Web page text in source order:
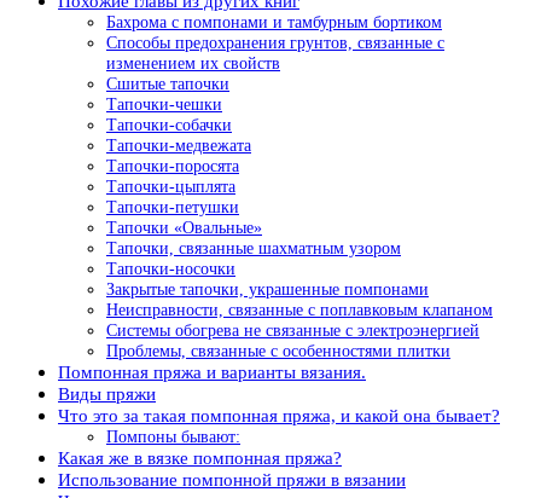
Бахрома с помпонами и тамбурным бортиком
Способы предохранения грунтов, связанные с
изменением их свойств
Сшитые тапочки
Тапочки-чешки
Тапочки-собачки
Тапочки-медвежата
Тапочки-поросята
Тапочки-цыплята
Тапочки-петушки
Тапочки «Овальные»
Тапочки, связанные шахматным узором
Тапочки-носочки
Закрытые тапочки, украшенные помпонами
Неисправности, связанные с поплавковым клапаном
Системы обогрева не связанные с электроэнергией
Проблемы, связанные с особенностями плитки
Помпонная пряжа и варианты вязания.
Виды пряжи
Что это за такая помпонная пряжа, и какой она бывает?
Помпоны бывают:
Какая же в вязке помпонная пряжа?
Использование помпонной пряжи в вязании